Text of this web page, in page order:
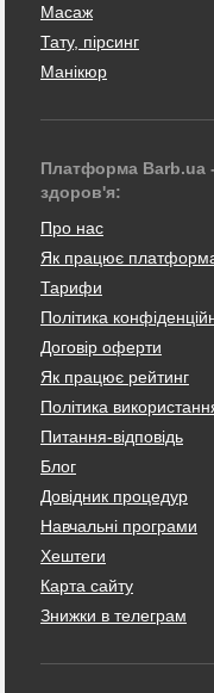
Масаж
Тату, пірсинг
Манікюр
Платформа Barb.ua
здоров'я:
Про нас
Як працює
Тарифи
Політика
Договір оферти
Як працює рейтинг
Політика
Питання-відповідь
Блог
Довідник процедур
Навчальні програми
Хештеги
Карта сайту
Знижки в телеграм